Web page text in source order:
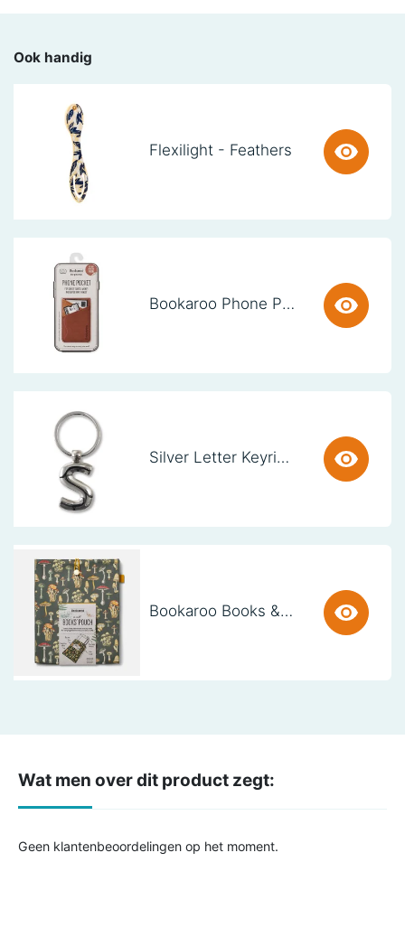
Ook handig
Flexilight - Feathers
Bookaroo Phone Pocket - Brown
Silver Letter Keyring - S (set van 3)
Bookaroo Books & Stuff Pouch - Botanical
Wat men over dit product zegt:
Geen klantenbeoordelingen op het moment.